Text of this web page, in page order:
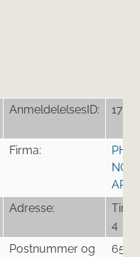
AnmeldelelsesID: 17321
Firma:
APS
Adresse:
4
Postnummer og
6500